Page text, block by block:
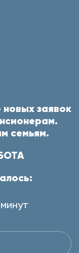
заявок
семьям.
минут